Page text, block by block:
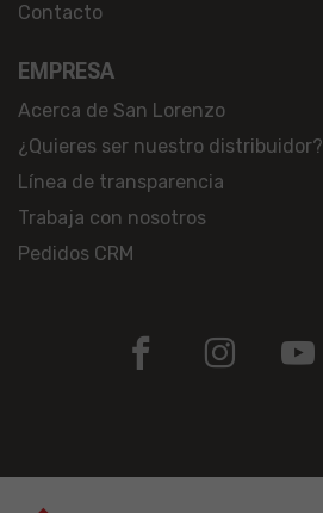
Contacto
EMPRESA
Acerca de San Lorenzo
¿Quieres ser nuestro distribuidor?
Línea de transparencia
Trabaja con nosotros
Pedidos CRM